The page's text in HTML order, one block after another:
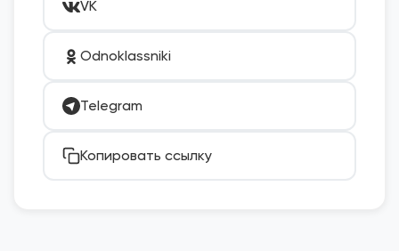
VK
Odnoklassniki
Telegram
Копировать ссылку